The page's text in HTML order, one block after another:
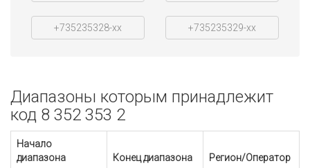
+735235328-xx +735235329-xx
Диапазоны которым принадлежит
код 8 352 353 2
Начало
диапазона
Конец диапазона Регион/Оператор